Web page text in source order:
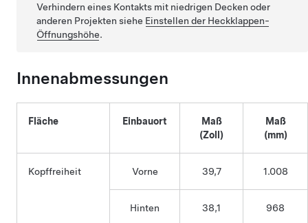
Verhindern eines Kontakts mit niedrigen Decken oder
anderen Projekten siehe Einstellen der Heckklappen-
Öffnungshöhe.
Innenabmessungen
Fläche Einbauort
Maß
(Zoll)
Maß
(mm)
Kopffreiheit Vorne 39,7 1.008
Hinten 38,1 968